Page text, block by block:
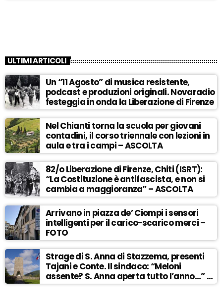
ULTIMI ARTICOLI
Un “11 Agosto” di musica resistente,
podcast e produzioni originali. Novaradio
festeggia in onda la Liberazione di Firenze
Nel Chianti torna la scuola per giovani
contadini, il corso triennale con lezioni in
aula e tra i campi – ASCOLTA
82/o Liberazione di Firenze, Chiti (ISRT):
“La Costituzione è antifascista, e non si
cambia a maggioranza” – ASCOLTA
Arrivano in piazza de’ Ciompi i sensori
intelligenti per il carico-scarico merci –
FOTO
Strage di S. Anna di Stazzema, presenti
Tajani e Conte. Il sindaco: “Meloni
assente? S. Anna aperta tutto l’anno…” –
ASCOLTA